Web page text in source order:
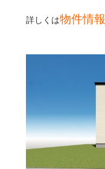
詳しくは物件情報